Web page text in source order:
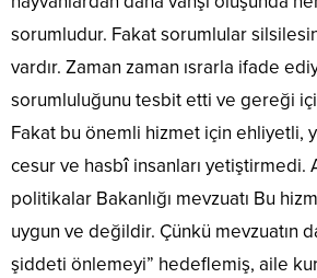
sorumludur. Fakat sorumlular
vardır. Zaman zaman ısrarla ifade
sorumluluğunu tesbit etti ve gereği
Fakat bu önemli hizmet için ehliyetli,
cesur ve hasbî insanları yetiştirmedi.
politikalar Bakanlığı mevzuatı Bu
uygun ve değildir. Çünkü mevzuatın
şiddeti önlemeyi” hedeflemiş, aile